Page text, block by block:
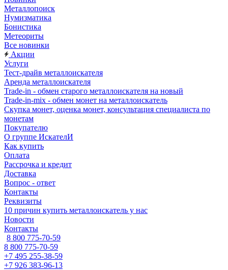
Металлопоиск
Нумизматика
Бонистика
Метеориты
Все новинки
Акции
Услуги
Тест-драйв металлоискателя
Аренда металлоискателя
Trade-in - обмен старого металлоискателя на новый
Trade-in-mix - обмен монет на металлоискатель
Скупка монет, оценка монет, консультация специалиста по
монетам
Покупателю
О группе ИскателИ
Как купить
Оплата
Рассрочка и кредит
Доставка
Вопрос - ответ
Контакты
Реквизиты
10 причин купить металлоискатель у нас
Новости
Контакты
8 800 775-70-59
8 800 775-70-59
+7 495 255-38-59
+7 926 383-96-13